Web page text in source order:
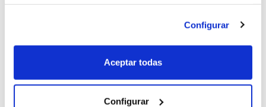
Configurar
Aceptar todas
Configurar
PRESUPUESTO
Calcula el precio de tu
instante.